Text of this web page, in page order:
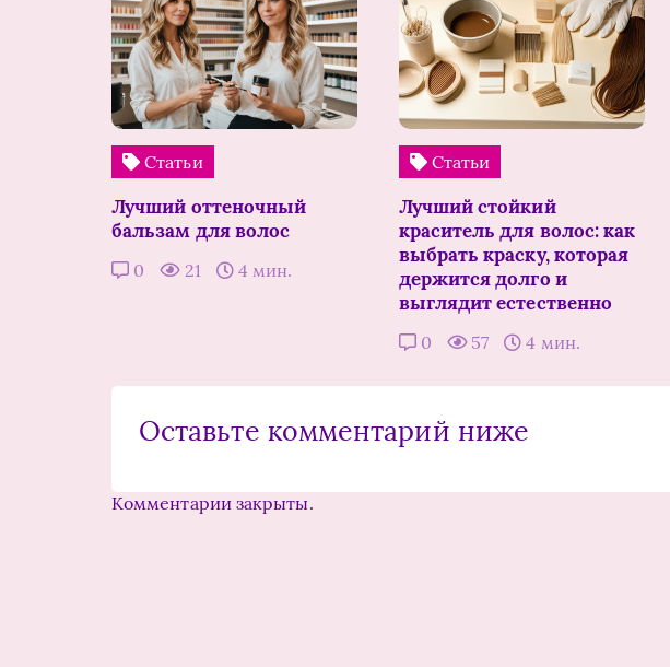
Статьи
Лучший оттеночный
бальзам для волос
0 21 4 мин.
Статьи
Лучший стойкий
краситель для волос: как
выбрать краску, которая
держится долго и
выглядит естественно
0 57 4 мин.
Оставьте комментарий ниже
Комментарии закрыты.